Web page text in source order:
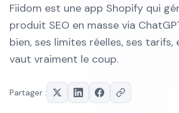
Fiidom est une app Shopify qui
produit SEO en masse via
bien, ses limites réelles, ses
vaut vraiment le coup.
Partager :